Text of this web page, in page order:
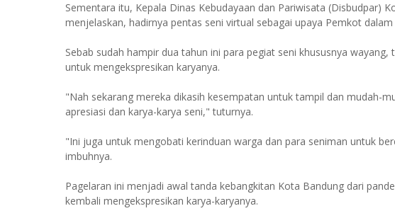
Sementara itu, Kepala Dinas Kebudayaan dan Pariwisata (Disbudpar)
menjelaskan, hadirnya pentas seni virtual sebagai upaya Pemkot
Sebab sudah hampir dua tahun ini para pegiat seni khususnya
untuk mengekspresikan karyanya.
"Nah sekarang mereka dikasih kesempatan untuk tampil dan mudah-
apresiasi dan karya-karya seni," tuturnya.
"Ini juga untuk mengobati kerinduan warga dan para seniman untuk
imbuhnya.
Pagelaran ini menjadi awal tanda kebangkitan Kota Bandung dari
kembali mengekspresikan karya-karyanya.